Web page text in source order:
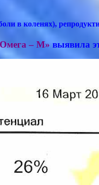
в коленях),
– М» выявила